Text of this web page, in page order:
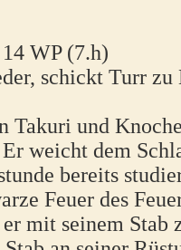
WP (7.h)
schickt Turr zu
Takuri und
weicht dem
bereits
Feuer des
mit seinem